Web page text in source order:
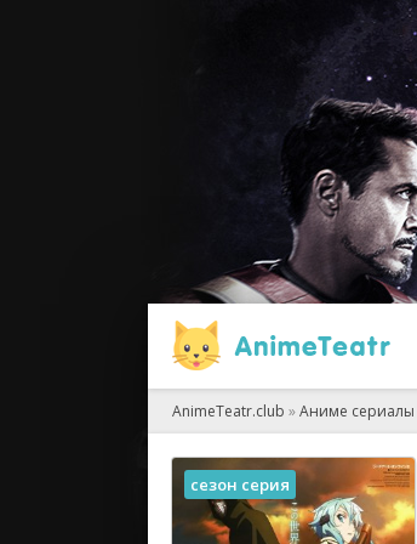
AnimeTeatr.club »Аниме сериалы
сезон серия